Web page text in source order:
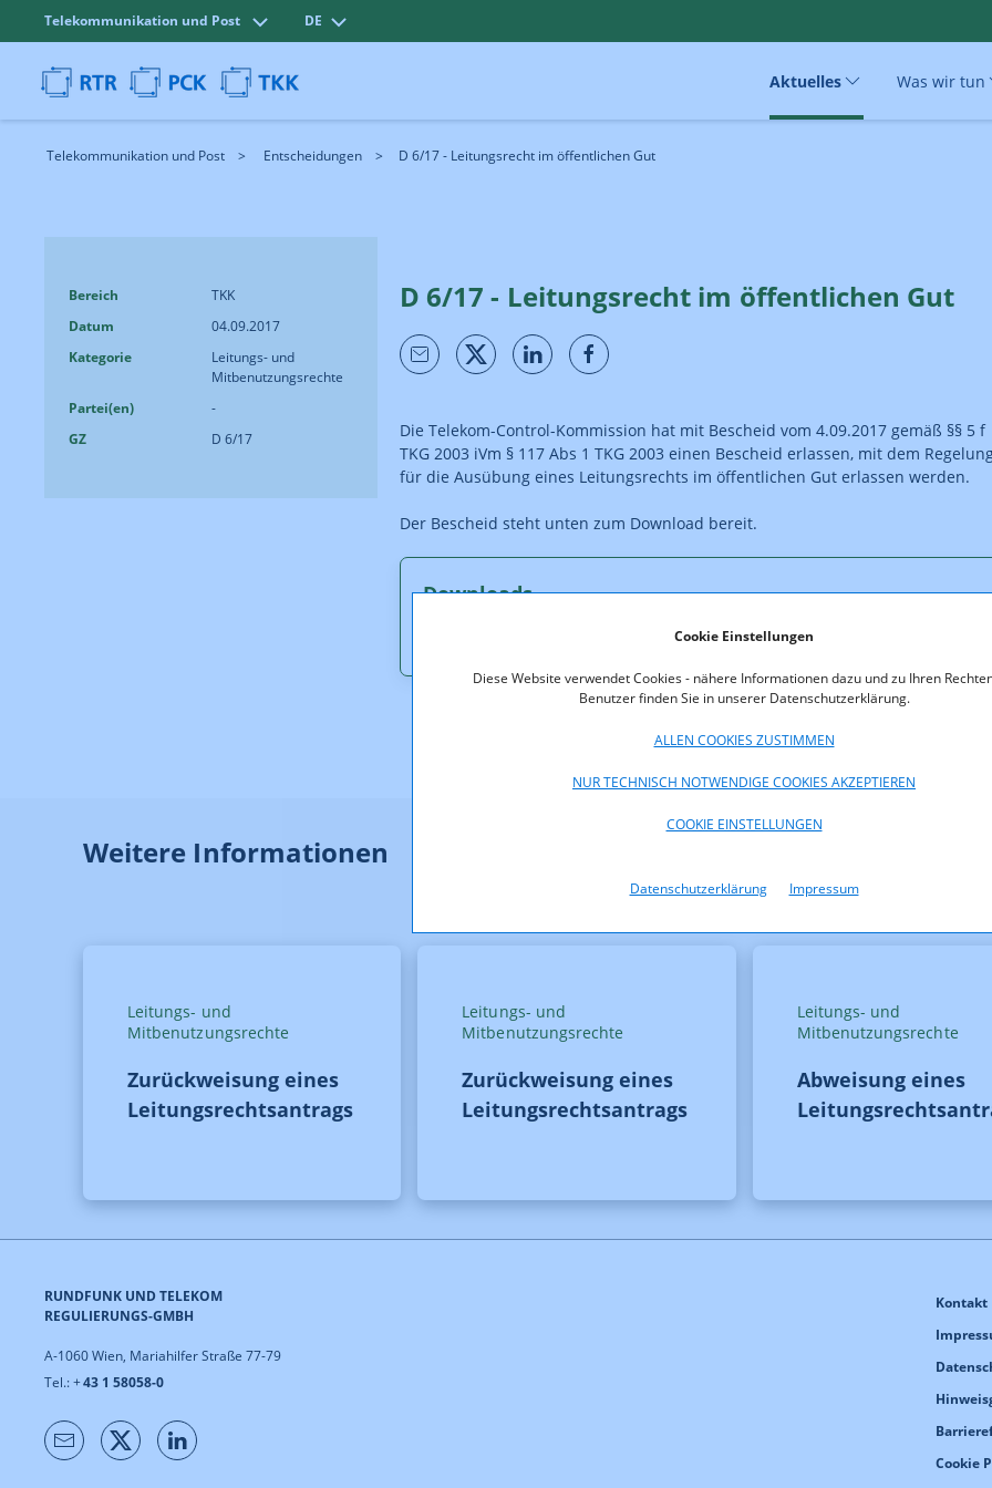
Cookie Einstellungen
Diese Website verwendet Cookies - nähere Informationen dazu und zu Ihren
Benutzer finden Sie in unserer Datenschutzerklärung.
ALLEN COOKIES ZUSTIMMEN
NUR TECHNISCH NOTWENDIGE COOKIES AKZEPTIEREN
COOKIE EINSTELLUNGEN
Datenschutzerklärung Impressum
Telekommunikation und Post DE
Aktuelles Was wir tun
Telekommunikation und Post Entscheidungen D 6/17 - Leitungsrecht im öffentlichen Gut
Bereich
TKK
Datum
04.09.2017
Kategorie
Leitungs- und
Mitbenutzungsrechte
Partei(en)
-
GZ
D 6/17
D 6/17 - Leitungsrecht im öffentlichen Gut
Die Telekom-Control-Kommission hat mit Bescheid vom 4.09.2017 gemäß §§ 5 f
TKG 2003 iVm § 117 Abs 1 TKG 2003 einen Bescheid erlassen, mit dem
für die Ausübung eines Leitungsrechts im öffentlichen Gut erlassen werden.
Der Bescheid steht unten zum Download bereit.
Downloads
D_6_17_www.pdf (pdf, 829,0 KB)
Weitere Informationen
Leitungs- und
Mitbenutzungsrechte
Zurückweisung eines
Leitungsrechtsantrags
Leitungs- und
Mitbenutzungsrechte
Zurückweisung eines
Leitungsrechtsantrags
Leitungs- und
Mitbenutzungsrechte
Abweisung eines
RUNDFUNK UND TELEKOM
REGULIERUNGS-GMBH
A-1060 Wien, Mariahilfer Straße 77-79
Tel.: +43 1 58058-0
Kontakt
Cookie